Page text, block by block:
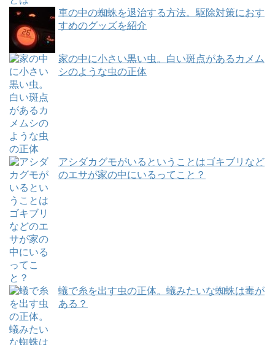
車の中の蜘蛛を退治する方法。駆除対策におす
すめのグッズを紹介
家の中に小さい黒い虫。白い斑点があるカメム
シのような虫の正体
アシダカグモがいるということはゴキブリなど
のエサが家の中にいるってこと？
蟻で糸を出す虫の正体。蟻みたいな蜘蛛は毒が
ある？